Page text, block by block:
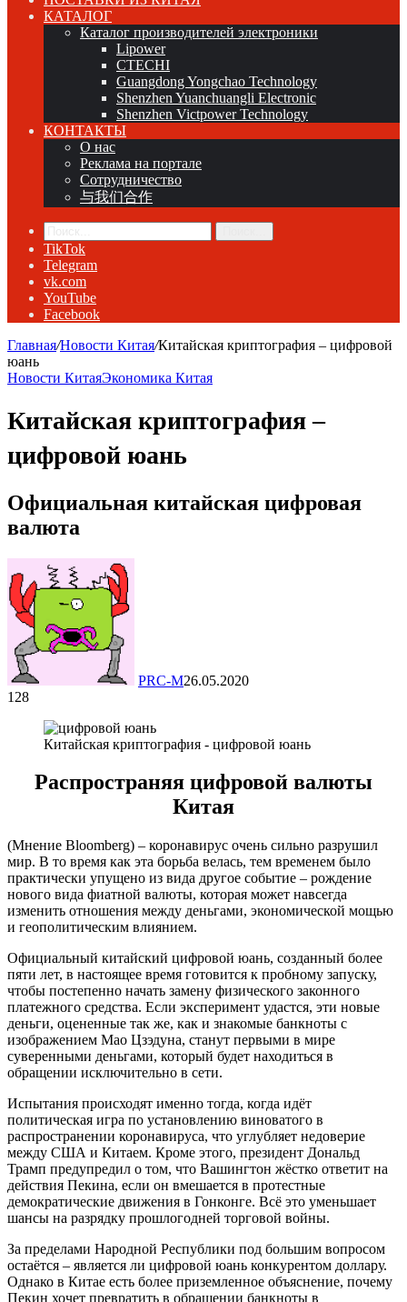
КАТАЛОГ
Каталог производителей электроники
Lipower
CTECHI
Guangdong Yongchao Technology
Shenzhen Yuanchuangli Electronic
Shenzhen Victpower Technology
КОНТАКТЫ
О нас
Реклама на портале
Сотрудничество
与我们合作
TikTok
Telegram
vk.com
YouTube
Facebook
Главная/Новости Китая/Китайская криптография – цифровой
юань
Новости КитаяЭкономика Китая
Китайская криптография –
цифровой юань
Официальная китайская цифровая
валюта
PRC-M26.05.2020
128
Китайская криптография - цифровой юань
Распространяя цифровой валюты
Китая
(Мнение Bloomberg) – коронавирус очень сильно разрушил
мир. В то время как эта борьба велась, тем временем было
практически упущено из вида другое событие – рождение
нового вида фиатной валюты, которая может навсегда
изменить отношения между деньгами, экономической мощью
и геополитическим влиянием.
Официальный китайский цифровой юань, созданный более
пяти лет, в настоящее время готовится к пробному запуску,
чтобы постепенно начать замену физического законного
платежного средства. Если эксперимент удастся, эти новые
деньги, оцененные так же, как и знакомые банкноты с
изображением Мао Цзэдуна, станут первыми в мире
суверенными деньгами, который будет находиться в
обращении исключительно в сети.
Испытания происходят именно тогда, когда идёт
политическая игра по установлению виноватого в
распространении коронавируса, что углубляет недоверие
между США и Китаем. Кроме этого, президент Дональд
Трамп предупредил о том, что Вашингтон жёстко ответит на
действия Пекина, если он вмешается в протестные
демократические движения в Гонконге. Всё это уменьшает
шансы на разрядку прошлогодней торговой войны.
За пределами Народной Республики под большим вопросом
остаётся – является ли цифровой юань конкурентом доллару.
Однако в Китае есть более приземленное объяснение, почему
Пекин хочет превратить в обращении банкноты в